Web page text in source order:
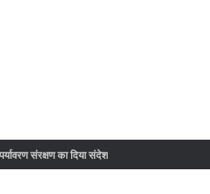
संरक्षण का दिया संदेश